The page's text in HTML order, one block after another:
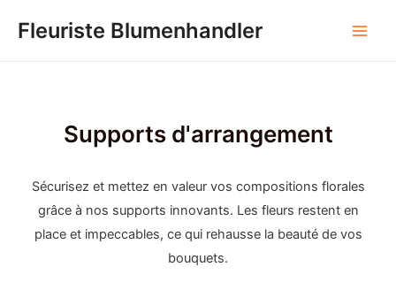
Fleuriste Blumenhandler
Supports d'arrangement
Sécurisez et mettez en valeur vos compositions florales
grâce à nos supports innovants. Les fleurs restent en
place et impeccables, ce qui rehausse la beauté de vos
bouquets.